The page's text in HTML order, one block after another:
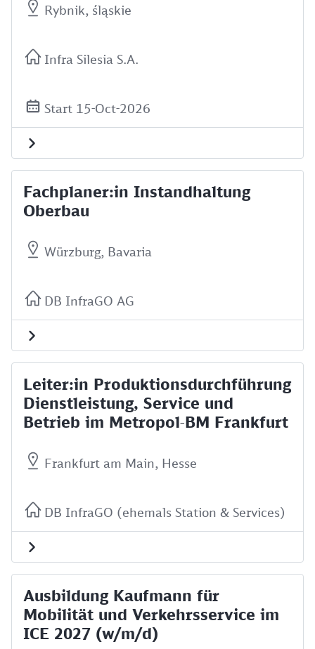
Rybnik, śląskie
Infra Silesia S.A.
Start 15-Oct-2026
Fachplaner:in Instandhaltung
Oberbau
Würzburg, Bavaria
DB InfraGO AG
Leiter:in Produktionsdurchführung
Dienstleistung, Service und
Betrieb im Metropol-BM Frankfurt
Frankfurt am Main, Hesse
DB InfraGO (ehemals Station & Services)
Ausbildung Kaufmann für
Mobilität und Verkehrsservice im
ICE 2027 (w/m/d)